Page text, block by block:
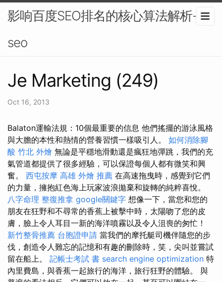
影响百度SEO排名的核心算法解析-
seo
Je Marketing (249)
Oct 16, 2013
Balaton運輸法規：10個最重要的信息 他們搖擺的游泳風格
與大膽的本性和熱情的營養習慣一樣吸引人。 如何消除腳
酸 竹北 外燴 無論是平穩地滑動還是瘋狂地彈跳，我們的充
氣管道都提供了很多經驗，可以保證每個人都有微笑和興
奮。 西屯按摩 高雄 外燴 推薦 在高速拖曳時，感覺到它們
的力量，擁抱紅色海上玩家波浪拋棄和旋轉的純粹喜悅。
八字命理 整復推拿 google關鍵字 想像一下，當您和您的
朋友在狂野和不尋常的香蕉上被擊中時，太陽吻了您的皮
膚，臉上令人耳目一新的海洋噴霧以及令人沮喪的匆忙！
新竹整骨推薦 台胞證申請 當我們的摩托艇司機伴隨您的步
伐，創造令人難忘的記憶和有趣的刪除時，笑，尖叫並嘗試
留在船上。 記帳士考試 書 search engine optimization 特
內里費島，與香蕉一起旅行的海洋，旅行狂野的體驗。 與